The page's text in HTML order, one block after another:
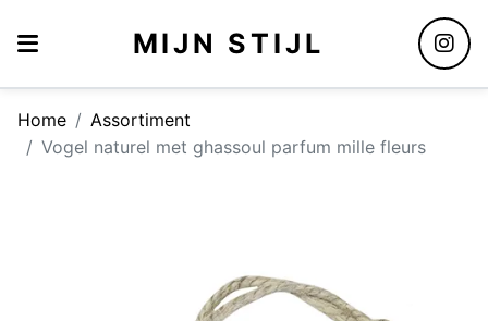
MIJN STIJL
Home
Assortiment
Vogel naturel met ghassoul parfum mille fleurs